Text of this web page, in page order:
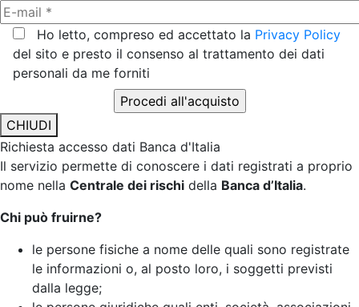
Ho letto, compreso ed accettato la Privacy Policy
del sito e presto il consenso al trattamento dei dati
personali da me forniti
CHIUDI
Richiesta accesso dati Banca d'Italia
Il servizio permette di conoscere i dati registrati a proprio
nome nella Centrale dei rischi della Banca d’Italia.
Chi può fruirne?
le persone fisiche a nome delle quali sono registrate
le informazioni o, al posto loro, i soggetti previsti
dalla legge;